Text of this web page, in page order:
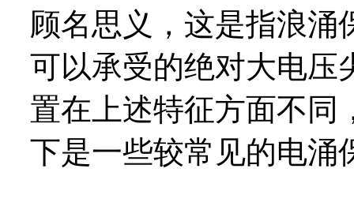
顾名思义，这是指浪涌
可以承受的绝对大电压
置在上述特征方面不同
下是一些较常见的电涌